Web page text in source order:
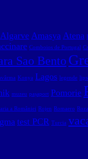
Algarve Amasya Atena
Comboios de Portugal
Sao Bento
Konya Lagos legende
muzeu pașaport Pomorie
a României Rojen Romaero
test PCR Turcia